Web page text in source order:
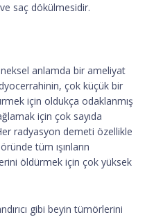
saç dökülmesidir.
anlamda bir ameliyat
çok küçük bir
için oldukça odaklanmış
için çok sayıda
radyasyon demeti özellikle
tüm ışınların
öldürmek için çok yüksek
gibi beyin tümörlerini